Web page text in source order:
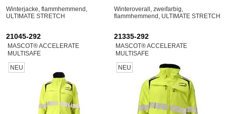
Winterjacke, flammhemmend,
ULTIMATE STRETCH
Winteroverall, zweifarbig,
flammhemmend, ULTIMATE STRETCH
21045-292
MASCOT® ACCELERATE
MULTISAFE
NEU
21335-292
MASCOT® ACCELERATE
MULTISAFE
NEU